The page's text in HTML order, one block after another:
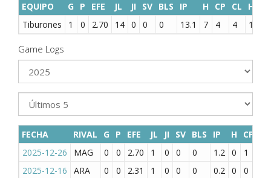
EQUIPO G P EFE JL JI SV BLS IP H CP CL HR
Tiburones
1 0 2.70 14 0 0 0 13.1 7 4 4 1
Game Logs
FECHA RIVAL G P EFE JL JI SV BLS IP H CP
2025-12-26
MAG 0 0 2.70 1 0 0 0 1.2 0 1
2025-12-16
ARA 0 0 2.31 1 0 0 0 0.2 0 0